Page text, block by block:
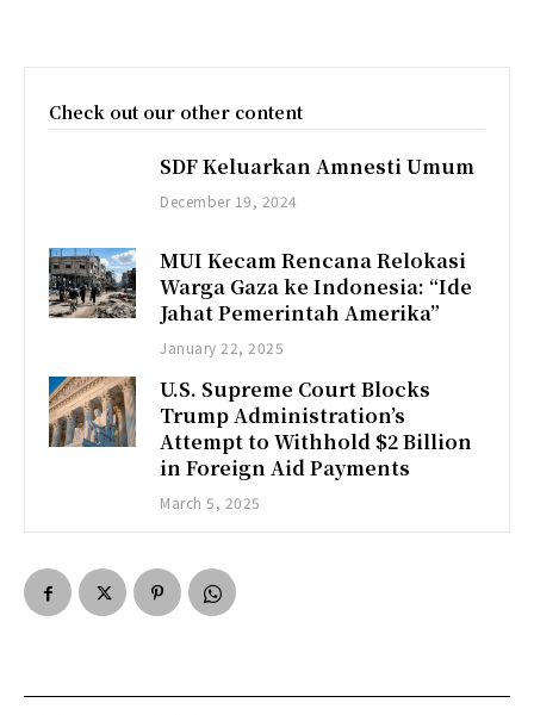
Check out our other content
SDF Keluarkan Amnesti Umum
December 19, 2024
MUI Kecam Rencana Relokasi
Warga Gaza ke Indonesia: “Ide
Jahat Pemerintah Amerika”
January 22, 2025
U.S. Supreme Court Blocks
Trump Administration’s
Attempt to Withhold $2 Billion
in Foreign Aid Payments
March 5, 2025